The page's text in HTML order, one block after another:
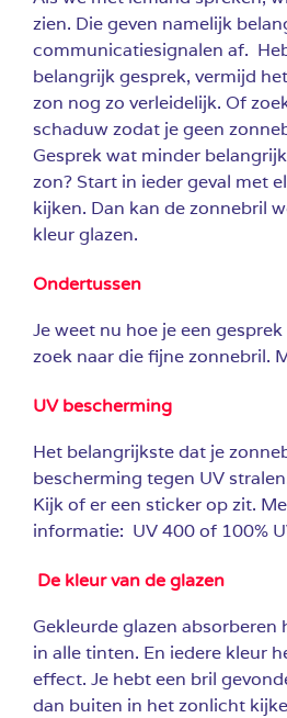
zien. Die geven namelijk
communicatiesignalen af.
belangrijk gesprek, vermijd
zon nog zo verleidelijk. Of
schaduw zodat je geen
Gesprek wat minder
zon? Start in ieder geval met
kijken. Dan kan de zonnebril
kleur glazen.
Ondertussen
Je weet nu hoe je een
zoek naar die fijne zonnebril.
UV bescherming
Het belangrijkste dat je
bescherming tegen UV
Kijk of er een sticker op zit.
informatie: UV 400 of 100%
De kleur van de glazen
Gekleurde glazen absorberen
in alle tinten. En iedere kleur
effect. Je hebt een bril
dan buiten in het zonlicht